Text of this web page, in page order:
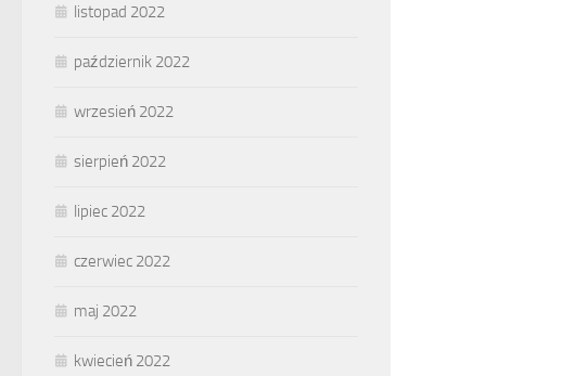
listopad 2022
październik 2022
wrzesień 2022
sierpień 2022
lipiec 2022
czerwiec 2022
maj 2022
kwiecień 2022